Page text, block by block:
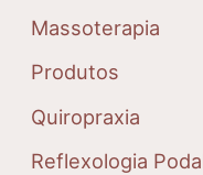
Massoterapia
Produtos
Quiropraxia
Reflexologia